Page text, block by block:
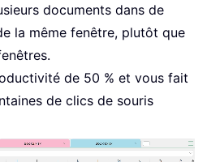
documents dans de
la même fenêtre, plutôt que
de 50 % et vous fait
de clics de souris